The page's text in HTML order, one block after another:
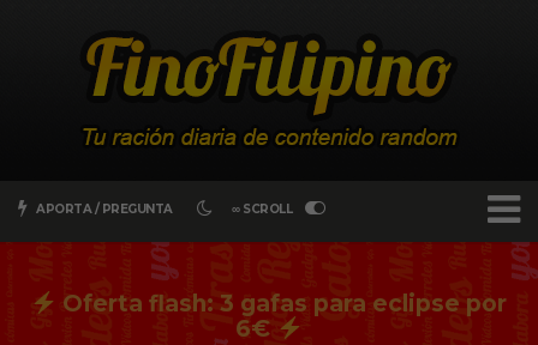
APORTA / PREGUNTA ∞ SCROLL
Oferta flash: 3 gafas para eclipse por
6€